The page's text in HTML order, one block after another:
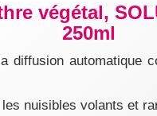
végétal,
250ml
diffusion
nuisibles volants et